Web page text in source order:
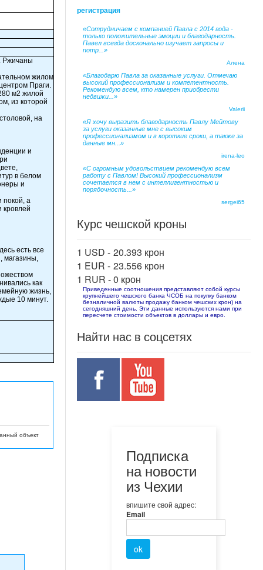
Ржичаны
жилом
Праги.
м2 жилой
из которой
на
и
в белом
и
покой, а
кровлей
есть все
магазины,
как
жизнь,
10 минут.
объект
регистрация
«Сотрудничаем с компанией Павла с 2014 года -
только положительные эмоции и благодарность.
Павел всегда досконально изучает запросы и
потр...»
Алена
«Благодарю Павла за оказанные услуги. Отмечаю
высокий профессионализм и компетентность.
Рекомендую всем, кто намерен приобрести
недвижи...»
Valerii
«Я хочу выразить благодарность Павлу Мейтову
за услуги оказанные мне с высоким
профессионализмом и в короткие сроки, а также за
данные мн...»
irena-leo
«С огромным удовольствием рекомендую всем
работу с Павлом! Высокий профессионализм
сочетается в нем с интеллигентностью и
порядочность...»
sergei65
Курс чешской кроны
1 USD - 20.393 крон
1 EUR - 23.556 крон
1 RUR -0 крон
Приведенные соотношения представляют собой курсы
крупнейшего чешского банка ЧСОБ на покупку банком
безналичной валюты продажу банком чешских крон) на
сегодняшний день. Эти данные используются нами при
пересчете стоимости объектов в доллары и евро.
Найти нас в соцсетях
Подписка
на новости
из Чехии
впишите свой адрес:
Email